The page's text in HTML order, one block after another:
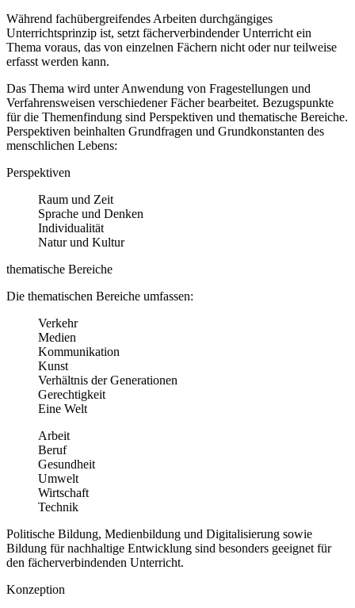
Während fachübergreifendes Arbeiten durchgängiges
Unterrichtsprinzip ist, setzt fächerverbindender Unterricht ein
Thema voraus, das von einzelnen Fächern nicht oder nur teilweise
erfasst werden kann.
Das Thema wird unter Anwendung von Fragestellungen und
Verfahrensweisen verschiedener Fächer bearbeitet. Bezugspunkte
für die Themenfindung sind Perspektiven und thematische Bereiche.
Perspektiven beinhalten Grundfragen und Grundkonstanten des
menschlichen Lebens:
Perspektiven
Raum und Zeit
Sprache und Denken
Individualität
Natur und Kultur
thematische Bereiche
Die thematischen Bereiche umfassen:
Verkehr
Medien
Kommunikation
Kunst
Verhältnis der Generationen
Gerechtigkeit
Eine Welt
Arbeit
Beruf
Gesundheit
Umwelt
Wirtschaft
Technik
Politische Bildung, Medienbildung und Digitalisierung sowie
Bildung für nachhaltige Entwicklung sind besonders geeignet für
den fächerverbindenden Unterricht.
Konzeption